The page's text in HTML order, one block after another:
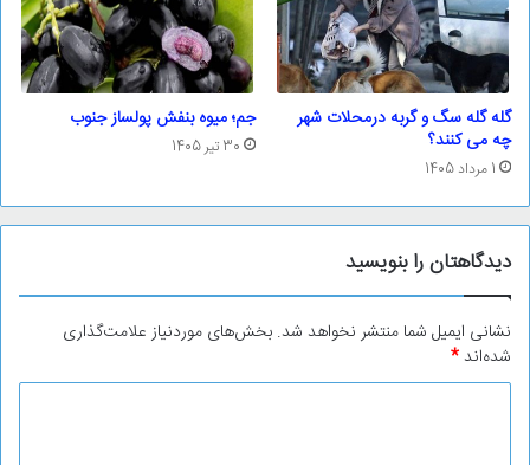
گله گله سگ و گربه درمحلات شهر
چه می کنند؟
1 مرداد 1405
جم؛ ‌میوه بنفش پولساز جنوب
30 تیر 1405
دیدگاهتان را بنویسید
نشانی ایمیل شما منتشر نخواهد شد. بخش‌های موردنیاز علامت‌گذاری
شده‌اند*